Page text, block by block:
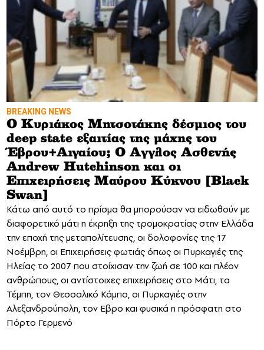
BREAKING NEWS
Ο Κυριάκος Μητσοτάκης δέσμιος του
deep state εξαιτίας της μάχης του
Έβρου+Αιγαίου; Ο Αγγλος Ασθενής
Andrew Hutchinson και οι
Επιχειρήσεις Μαύρου Κύκνου [Black
Swan]
Κάτω από αυτό το πρίσμα θα μπορούσαν να ειδωθούν με
διαφορετικό μάτι η έκρηξη της τρομοκρατίας στην Ελλάδα
την εποχή της μεταπολίτευσης, οι δολοφονίες της 17
Νοέμβρη, οι Επιχειρήσεις φωτιάς όπως οι Πυρκαγιές της
Ηλείας το 2007 που στοίχισαν την ζωή σε 100 και πλέον
ανθρώπους, οι αντίστοιχες επιχειρήσεις στο Μάτι, τα
Τέμπη, τον Θεσσαλικό Κάμπο, οι Πυρκαγιές στην
Αλεξανδρούπολη, τον Εβρο και φυσικά η πρόσφατη στο
Πόρτο Γερμενό